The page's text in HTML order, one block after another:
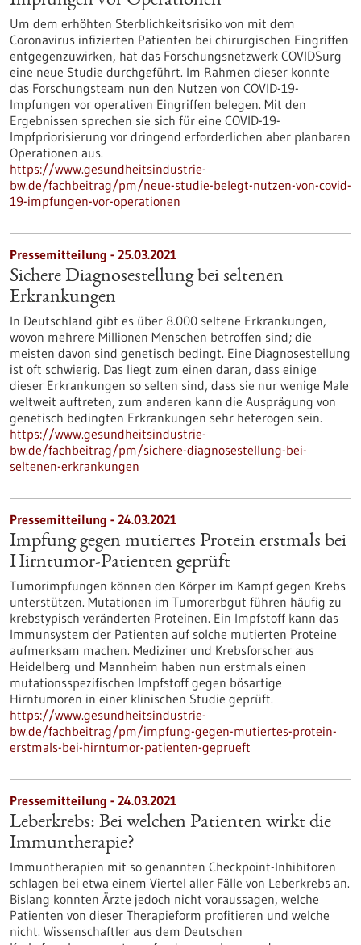
Um dem erhöhten Sterblichkeitsrisiko von mit dem
Coronavirus infizierten Patienten bei chirurgischen Eingriffen
entgegenzuwirken, hat das Forschungsnetzwerk COVIDSurg
eine neue Studie durchgeführt. Im Rahmen dieser konnte
das Forschungsteam nun den Nutzen von COVID-19-
Impfungen vor operativen Eingriffen belegen. Mit den
Ergebnissen sprechen sie sich für eine COVID-19-
Impfpriorisierung vor dringend erforderlichen aber planbaren
Operationen aus.
https://www.gesundheitsindustrie-
bw.de/fachbeitrag/pm/neue-studie-belegt-nutzen-von-covid-
19-impfungen-vor-operationen
Pressemitteilung - 25.03.2021
Sichere Diagnosestellung bei seltenen
Erkrankungen
In Deutschland gibt es über 8.000 seltene Erkrankungen,
wovon mehrere Millionen Menschen betroffen sind; die
meisten davon sind genetisch bedingt. Eine Diagnosestellung
ist oft schwierig. Das liegt zum einen daran, dass einige
dieser Erkrankungen so selten sind, dass sie nur wenige Male
weltweit auftreten, zum anderen kann die Ausprägung von
genetisch bedingten Erkrankungen sehr heterogen sein.
https://www.gesundheitsindustrie-
bw.de/fachbeitrag/pm/sichere-diagnosestellung-bei-
seltenen-erkrankungen
Pressemitteilung - 24.03.2021
Impfung gegen mutiertes Protein erstmals bei
Hirntumor-Patienten geprüft
Tumorimpfungen können den Körper im Kampf gegen Krebs
unterstützen. Mutationen im Tumorerbgut führen häufig zu
krebstypisch veränderten Proteinen. Ein Impfstoff kann das
Immunsystem der Patienten auf solche mutierten Proteine
aufmerksam machen. Mediziner und Krebsforscher aus
Heidelberg und Mannheim haben nun erstmals einen
mutationsspezifischen Impfstoff gegen bösartige
Hirntumoren in einer klinischen Studie geprüft.
https://www.gesundheitsindustrie-
bw.de/fachbeitrag/pm/impfung-gegen-mutiertes-protein-
erstmals-bei-hirntumor-patienten-geprueft
Pressemitteilung - 24.03.2021
Leberkrebs: Bei welchen Patienten wirkt die
Immuntherapie?
Immuntherapien mit so genannten Checkpoint-Inhibitoren
schlagen bei etwa einem Viertel aller Fälle von Leberkrebs an.
Bislang konnten Ärzte jedoch nicht voraussagen, welche
Patienten von dieser Therapieform profitieren und welche
nicht. Wissenschaftler aus dem Deutschen